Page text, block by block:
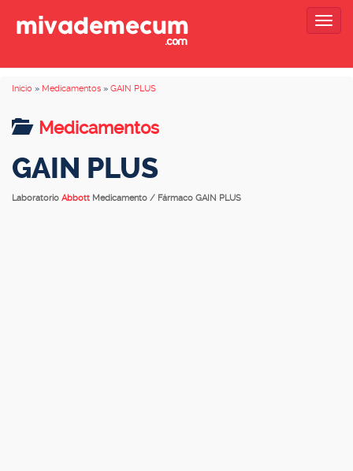
Inicio » Medicamentos » GAIN PLUS
Medicamentos
GAIN PLUS
Laboratorio Abbott Medicamento / Fármaco GAIN PLUS